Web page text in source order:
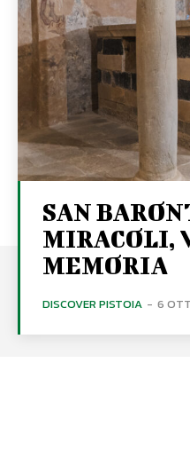
SAN
MIRACOLI,
MEMORIA
DISCOVER PISTOIA - 6